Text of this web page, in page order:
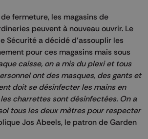
fermeture, les magasins de
peuvent à nouveau ouvrir. Le
Sécurité a décidé d’assouplir les
pour ces magasins mais sous
caisse, on a mis du plexi et tous
ont des masques, des gants et
doit se désinfecter les mains en
charrettes sont désinfectées. On a
tous les deux mètres pour respecter
Jos Abeels, le patron de Garden